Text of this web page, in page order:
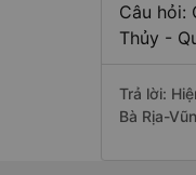
Câu hỏi:
Thủy -
Trả lời:
Bà Rịa-